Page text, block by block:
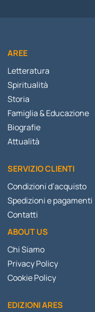
AREE
Letteratura
Spiritualità
Storia
Famiglia & Educazione
Biografie
Attualità
SERVIZIO CLIENTI
Condizioni d’acquisto
Spedizioni e pagamenti
Contatti
ABOUT US
Chi Siamo
Privacy Policy
Cookie Policy
EDIZIONI ARES